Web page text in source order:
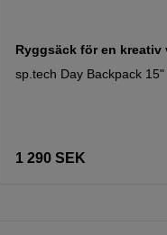
Ryggsäck för en kreativ
sp.tech Day Backpack 15"
1 290 SEK